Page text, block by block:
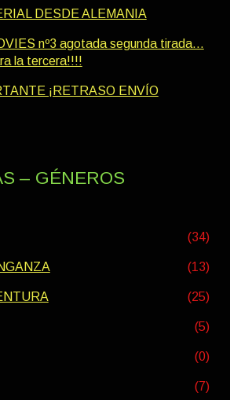
DESDE ALEMANIA
nº3 agotada segunda tirada…
la tercera!!!!
¡RETRASO ENVÍO
– GÉNEROS
(34)
(13)
(25)
(5)
(0)
(7)